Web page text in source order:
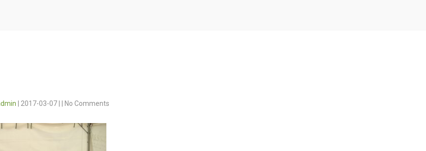
2017-03-07 No Comments